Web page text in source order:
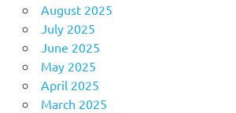
August 2025
July 2025
June 2025
May 2025
April 2025
March 2025